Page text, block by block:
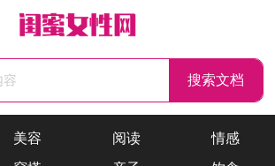
美容 阅读
情感